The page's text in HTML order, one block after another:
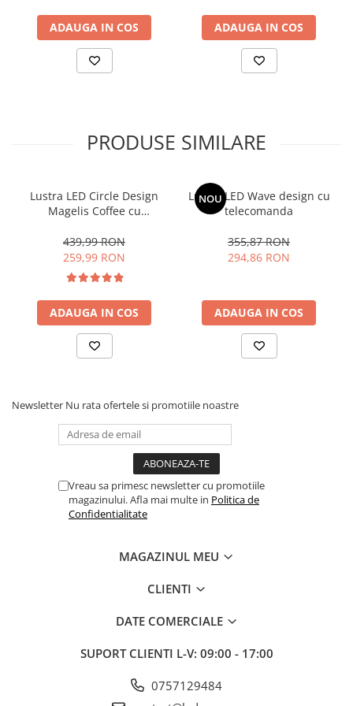
ADAUGA IN COS ADAUGA IN COS
PRODUSE SIMILARE
Lustra LED Circle Design
Magelis Coffee cu
439,99 RON
259,99 RON
ADAUGA IN COS
NOU
Lustra LED Wave design cu
telecomanda
355,87 RON
294,86 RON
ADAUGA IN COS
Newsletter Nu rata ofertele si promotiile noastre
Vreau sa primesc newsletter cu promotiile
magazinului. Afla mai multe in Politica de
Confidentialitate
MAGAZINUL MEU
CLIENTI
DATE COMERCIALE
SUPORT CLIENTI L-V: 09:00 - 17:00
0757129484